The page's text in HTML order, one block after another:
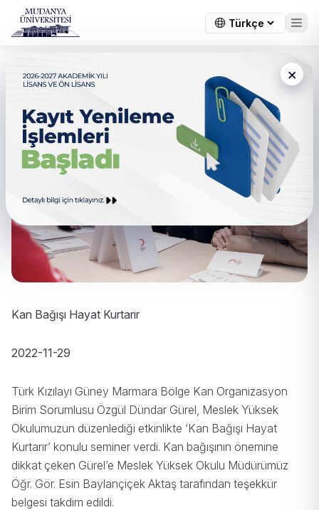
×
Kan Bağışı Hayat Kurtarır
Kan Bağışı Hayat Kurtarır
2022-11-29
Türk Kızılayı Güney Marmara Bölge Kan Organizasyon
Birim Sorumlusu Özgül Dündar Gürel, Meslek Yüksek
Okulumuzun düzenlediği etkinlikte ‘Kan Bağışı Hayat
Kurtarır’ konulu seminer verdi. Kan bağışının önemine
dikkat çeken Gürel’e Meslek Yüksek Okulu Müdürümüz
Öğr. Gör. Esin Baylançiçek Aktaş tarafından teşekkür
belgesi takdim edildi.